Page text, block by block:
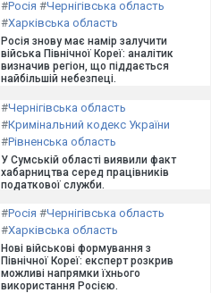
#Росія #Чернігівська область
#Харківська область
Росія знову має намір залучити
війська Північної Кореї: аналітик
визначив регіон, що піддається
найбільшій небезпеці.
#Чернігівська область
#Кримінальний кодекс України
#Рівненська область
У Сумській області виявили факт
хабарництва серед працівників
податкової служби.
#Росія #Чернігівська область
#Харківська область
Нові військові формування з
Північної Кореї: експерт розкрив
можливі напрямки їхнього
використання Росією.